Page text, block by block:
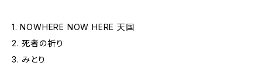
1. NOWHERE NOW HERE 天国
2. 死者の祈り
3. みとり